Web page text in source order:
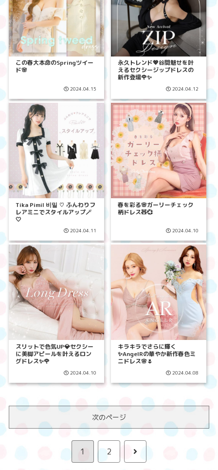
この春大本命のSpringツイー
ド🌸
2024.04.15
永久トレンド💖谷間魅せを叶
えるセクシージップドレスの
新作登場🌹✨
2024.04.12
Tika Pimil 비밀 ♡ ふんわりフ
レアミニでスタイルアップ🪄
🤍
2024.04.11
春を彩る🌸ガーリーチェック
柄ドレス🧸💞
2024.04.10
スリットで色気UP💎セクシー
に美脚アピールを叶えるロン
グドレス✨🌹
2024.04.10
キラキラでさらに輝く
✨AngelRの華やか新作春色ミ
ニドレス🌸🌷
2024.04.08
次のページ
1 2
次